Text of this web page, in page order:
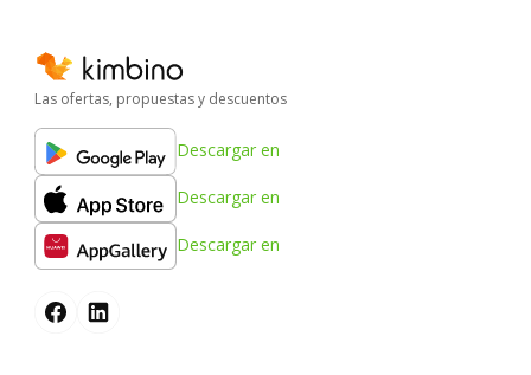
Las ofertas, propuestas y descuentos
Descargar en
Descargar en
Descargar en